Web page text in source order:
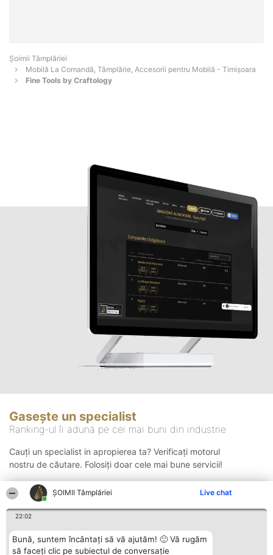
ȘOIMII Tâmplăriei Live chat
22:02
Bună, suntem încântați să vă ajutăm! 🙂 Vă rugăm
să faceți clic pe subiectul de conversație
Șoimii Tâmplăriei
Mobilă La Comandă, Tâmplărie, Accesorii pentru Mobilă - Timişoara
Fine Tools by Craftology
Gasește un specialist
Ranking-ul îi adună pe cei mai buni din industrie
Cauți un specialist in apropierea ta? Verificați motorul
nostru de căutare. Folosiți doar cele mai bune servicii!